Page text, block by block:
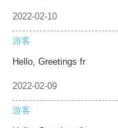
2022-02-10
游客
Hello, Greetings fr
2022-02-09
游客